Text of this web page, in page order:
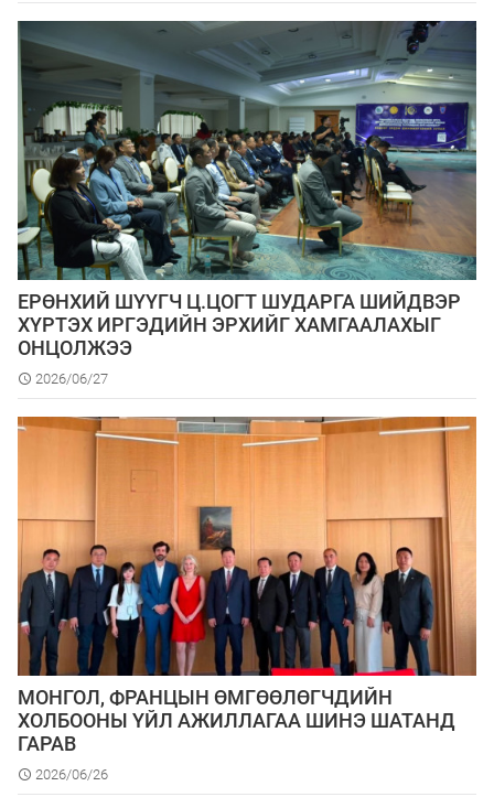
ЕРӨНХИЙ ШҮҮГЧ Ц.ЦОГТ ШУДАРГА ШИЙДВЭР
ХҮРТЭХ ИРГЭДИЙН ЭРХИЙГ ХАМГААЛАХЫГ
ОНЦОЛЖЭЭ
2026/06/27
МОНГОЛ, ФРАНЦЫН ӨМГӨӨЛӨГЧДИЙН
ХОЛБООНЫ ҮЙЛ АЖИЛЛАГАА ШИНЭ ШАТАНД
ГАРАВ
2026/06/26